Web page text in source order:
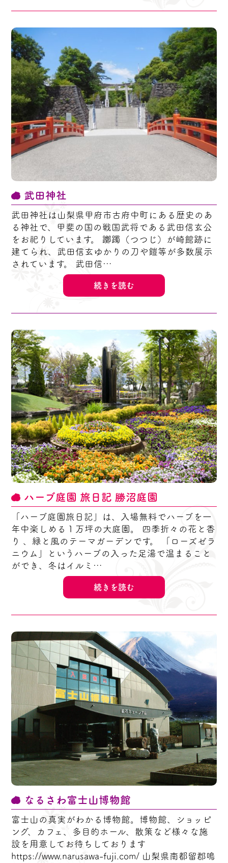
武田神社
武田神社は山梨県甲府市古府中町にある歴史のあ
る神社で、甲斐の国の戦国武将である武田信玄公
をお祀りしています。 躑躅（つつじ）が崎館跡に
建てられ、武田信玄ゆかりの刀や鎧等が多数展示
されています。 武田信…
続きを読む
ハーブ庭園 旅日記 勝沼庭園
「ハーブ庭園旅日記」は、入場無料でハーブを一
年中楽しめる１万坪の大庭園。 四季折々の花と香
り 、緑と風のテーマガーデンです。 「ローズゼラ
ニウム」というハーブの入った足湯で温まること
ができ、冬はイルミ…
続きを読む
なるさわ富士山博物館
富士山の真実がわかる博物館。博物館、ショッピ
ング、カフェ、多目的ホール、散策など様々な施
設を用意してお待ちしております
https://www.narusawa-fuji.com/ 山梨県南都留郡鳴